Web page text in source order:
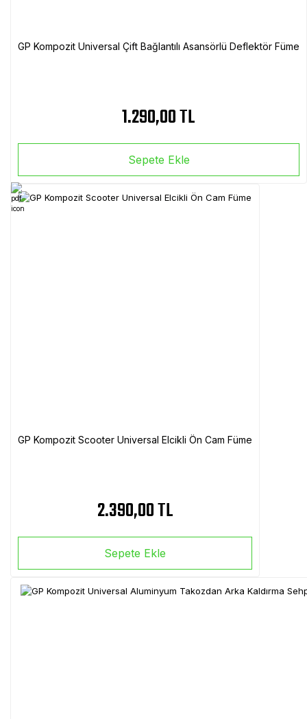
GP Kompozit Universal Çift Bağlantılı Asansörlü Deflektör Füme
1.290,00 TL
Sepete Ekle
GP Kompozit Scooter Universal Elcikli Ön Cam Füme
2.390,00 TL
Sepete Ekle